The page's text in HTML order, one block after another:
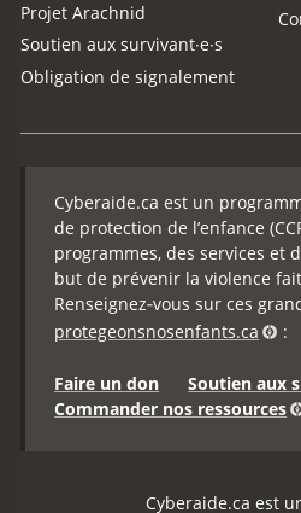
Projet Arachnid
Soutien aux survivant·e·s
Obligation de signalement
Cyberaide.ca est un
de protection de l’enfance
programmes, des services et
but de prévenir la violence
Renseignez‑vous sur ces
protegeonsnosenfants.ca
:
Faire un don
Soutien aux
Commander nos ressources
Cyberaide.ca est